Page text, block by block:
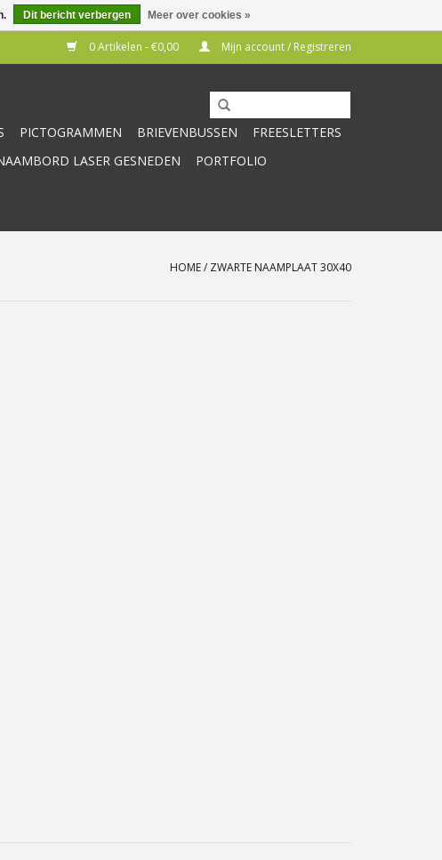
0 Artikelen - €0,00 Mijn account / Registreren
PICTOGRAMMEN BRIEVENBUSSEN
FREESLETTERS
LASER GESNEDEN
PORTFOLIO
HOME/ ZWARTE NAAMPLAAT 30X40
Dit bericht verbergen Meer over cookies »